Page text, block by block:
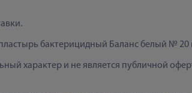
бактерицидный Баланс белый № 20
характер и не является публичной